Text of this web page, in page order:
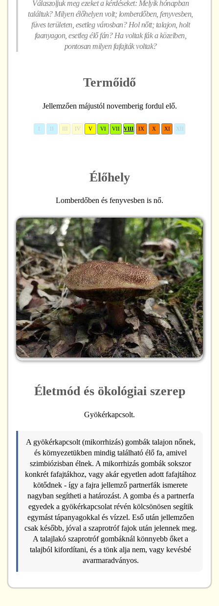
Válaszoljuk meg ezeket a kérdéseket: Melyik hónapban
találtuk? Milyen élőhelyen volt; lomberdőben, fenyvesben,
füves területen, esetleg városban? Hol nőtt; talajon, holt
faanyagon, esetleg élő fán? Ha voltak fák a közelben,
pontosan milyen fafajták voltak?
Termőidő
Jellemzően májustól novemberig fordul elő.
I II III IV V VI VII VIII IX X XI XII
Élőhely
Lomberdőben és fenyvesben is nő.
Életmód és ökológiai szerep
Gyökérkapcsolt.
A gyökérkapcsolt (mikorrhizás) gombák talajon nőnek,
és környezetükben mindig található élő fa, amivel
szimbiózisban élnek. A mikorrhizás gombák sokszor
konkrét fafajtákhoz, vagy akár egyetlen adott fafajtához
kötődnek - így a fajra jellemző partnerfák ismerete
nagyban segítheti a határozást. A gomba és a partnerfa
egyedek a gyökérkapcsolat révén kölcsönösen segítik
egymást tápanyagokkal és vízzel. Eső után jellemzően
csak később, jóval a szaprotróf fajok után jelennek meg.
A talajlakó szaprotróf gombáknál könnyebb őket a
talajból kifordítani, és a tönk alja nem, vagy kevésbé
avarmaradványos.